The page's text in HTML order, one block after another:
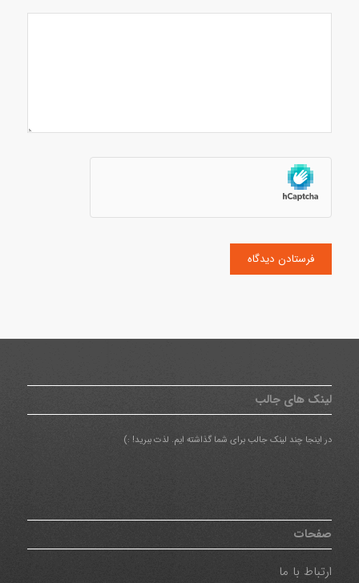
لینک های جالب
در اینجا چند لینک جالب برای شما گذاشته ایم. لذت ببرید! :)
صفحات
ارتباط با ما